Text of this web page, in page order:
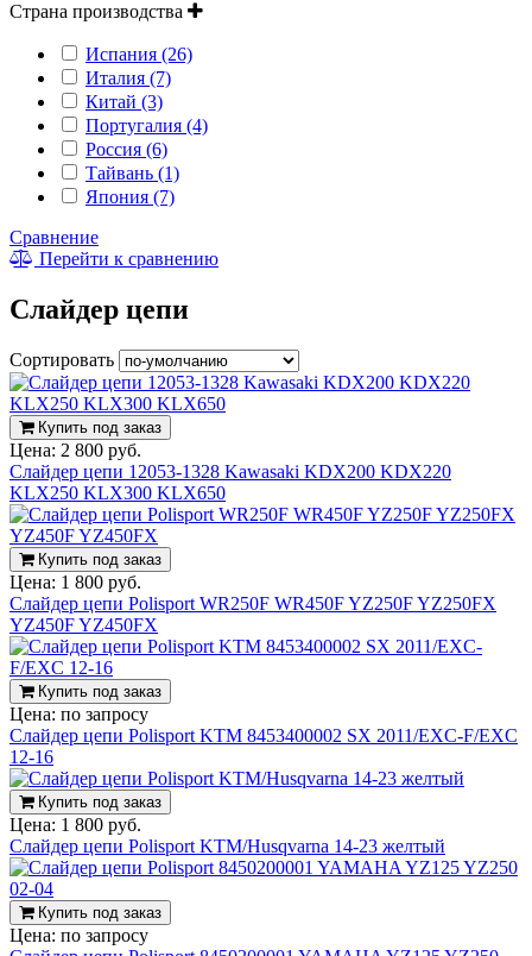
Страна производства
Испания (26)
Италия (7)
Китай (3)
Португалия (4)
Россия (6)
Тайвань (1)
Япония (7)
Сравнение
Перейти к сравнению
Слайдер цепи
Сортировать
Купить под заказ
Цена: 2 800 руб.
Слайдер цепи 12053-1328 Kawasaki KDX200 KDX220
KLX250 KLX300 KLX650
Купить под заказ
Цена: 1 800 руб.
Слайдер цепи Polisport WR250F WR450F YZ250F YZ250FX
YZ450F YZ450FX
Купить под заказ
Цена: по запросу
Слайдер цепи Polisport KTM 8453400002 SX 2011/EXC-F/EXC
12-16
Купить под заказ
Цена: 1 800 руб.
Слайдер цепи Polisport KTM/Husqvarna 14-23 желтый
Купить под заказ
Цена: по запросу